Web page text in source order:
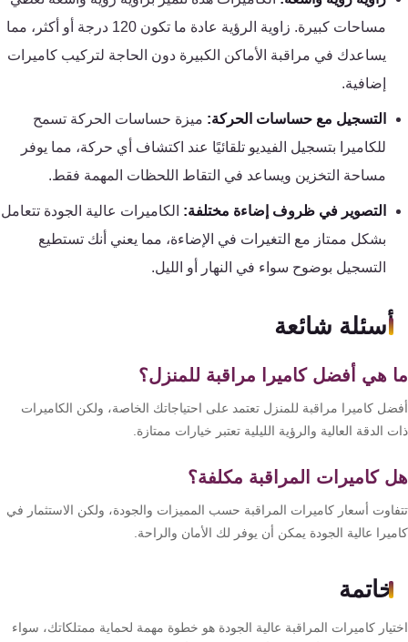
مساحات كبيرة. زاوية الرؤية عادة ما تكون 120 درجة أو أكثر، مما
يساعدك في مراقبة الأماكن الكبيرة دون الحاجة لتركيب كاميرات
إضافية.
التسجيل مع حساسات الحركة:ميزة حساسات الحركة تسمح
للكاميرا بتسجيل الفيديو تلقائيًا عند اكتشاف أي حركة، مما يوفر
مساحة التخزين ويساعد في التقاط اللحظات المهمة فقط.
التصوير في ظروف إضاءة مختلفة:الكاميرات عالية الجودة تتعامل
بشكل ممتاز مع التغيرات في الإضاءة، مما يعني أنك تستطيع
التسجيل بوضوح سواء في النهار أو الليل.
أسئلة شائعة
هي أفضل كاميرا مراقبة للمنزل؟
كاميرا مراقبة للمنزل تعتمد على احتياجاتك الخاصة، ولكن الكاميرات
الدقة العالية والرؤية الليلية تعتبر خيارات ممتازة.
كاميرات المراقبة مكلفة؟
أسعار كاميرات المراقبة حسب المميزات والجودة، ولكن الاستثمار في
عالية الجودة يمكن أن يوفر لك الأمان والراحة.
خاتمة
كاميرات المراقبة عالية الجودة هو خطوة مهمة لحماية ممتلكاتك، سواء